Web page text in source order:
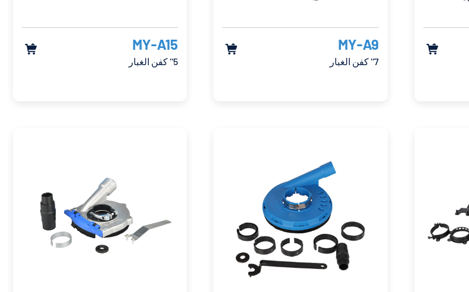

MY-A9
7'' كفن الغبار

MY-A15
5'' كفن الغبار
